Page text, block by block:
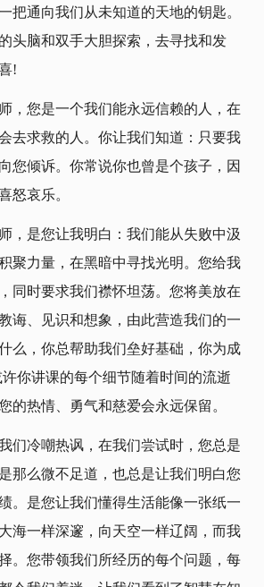
把通向我们从未知道的天地的钥匙。
头脑和双手大胆探索，去寻找和发
!
您是一个我们能永远信赖的人，在
去求救的人。你让我们知道：只要我
您倾诉。你常说你也曾是个孩子，因
怒哀乐。
是您让我明白：我们能从失败中汲
聚力量，在黑暗中寻找光明。您给我
同时要求我们襟怀坦荡。您将美放在
诲、见识和想象，由此营造我们的一
么，你总帮助我们垒好基础，你为成
你讲课的每个细节随着时间的流逝
的热情、勇气和慈爱会永远保留。
们冷嘲热讽，在我们尝试时，您总是
那么微不足道，也总是让我们明白您
。是您让我们懂得生活能像一张纸一
海一样深邃，向天空一样辽阔，而我
。您带领我们所经历的每个问题，每